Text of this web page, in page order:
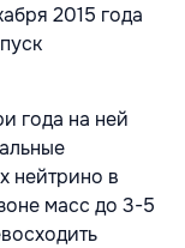
2015 года
года на ней
нейтрино в
масс до 3-5